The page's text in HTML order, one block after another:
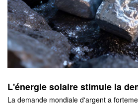
L'énergie solaire stimule la
La demande mondiale d'argent a